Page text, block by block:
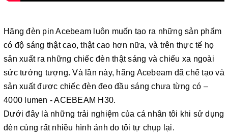
Hãng đèn pin Acebeam luôn muốn tạo ra những sản phẩm
có độ sáng thật cao, thật cao hơn nữa, và trên thực tế họ
sản xuất ra những chiếc đèn thật sáng và chiếu xa ngoài
sức tưởng tượng. Và lần này, hãng Acebeam đã chế tạo và
sản xuất được chiếc đèn đeo đầu sáng chưa từng có –
4000 lumen - ACEBEAM H30.
Dưới đây là những trải nghiệm của cá nhân tôi khi sử dụng
đèn cùng rất nhiều hình ảnh do tôi tự chụp lại.